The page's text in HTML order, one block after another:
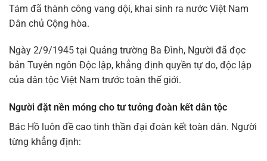
Tám đã thành công vang dội, khai sinh ra nước Việt Nam
Dân chủ Cộng hòa.
Ngày 2/9/1945 tại Quảng trường Ba Đình, Người đã đọc
bản Tuyên ngôn Độc lập, khẳng định quyền tự do, độc lập
của dân tộc Việt Nam trước toàn thế giới.
Người đặt nền móng cho tư tưởng đoàn kết dân tộc
Bác Hồ luôn đề cao tinh thần đại đoàn kết toàn dân. Người
từng khẳng định: